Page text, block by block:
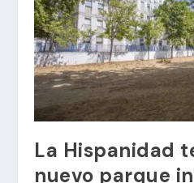
La Hispanidad
nuevo parque